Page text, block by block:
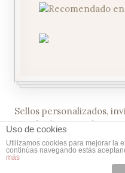
Sellos personalizados,
para boda, porta
scrapbooking y muchas
How Nice Project! ©
Uso de cookies
Utilizamos cookies para mejorar la
continúas navegando estás
más
10% dto. para sello